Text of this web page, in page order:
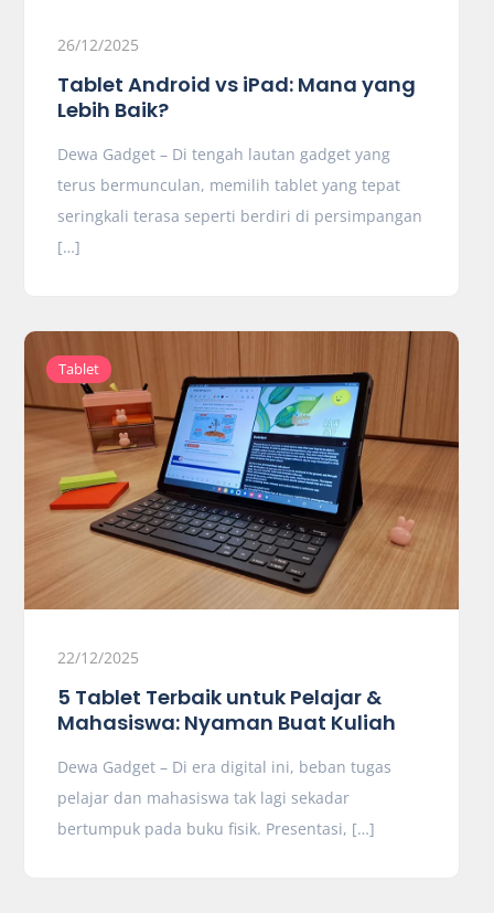
26/12/2025
Tablet Android vs iPad: Mana yang
Lebih Baik?
Dewa Gadget – Di tengah lautan gadget yang
terus bermunculan, memilih tablet yang tepat
seringkali terasa seperti berdiri di persimpangan
[…]
Tablet
22/12/2025
5 Tablet Terbaik untuk Pelajar &
Mahasiswa: Nyaman Buat Kuliah
Dewa Gadget – Di era digital ini, beban tugas
pelajar dan mahasiswa tak lagi sekadar
bertumpuk pada buku fisik. Presentasi, […]